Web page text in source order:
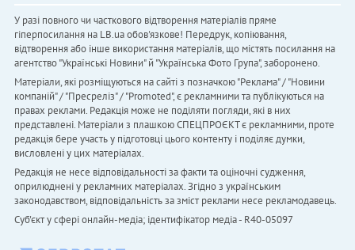
У разі повного чи часткового відтворення матеріалів пряме
гіперпосилання на LB.ua обов'язкове! Передрук, копіювання,
відтворення або інше використання матеріалів, що містять посилання на
агентство "Українськi Новини" й "Українська Фото Група", заборонено.
Матеріали, які розміщуються на сайті з позначкою "Реклама" / "Новини
компаній" / "Пресреліз" / "Promoted", є рекламними та публікуються на
правах реклами. Редакція може не поділяти погляди, які в них
представлені. Матеріали з плашкою СПЕЦПРОЄКТ є рекламними, проте
редакція бере участь у підготовці цього контенту і поділяє думки,
висловлені у цих матеріалах.
Редакція не несе відповідальності за факти та оціночні судження,
оприлюднені у рекламних матеріалах. Згідно з українським
законодавством, відповідальність за зміст реклами несе рекламодавець.
Cуб'єкт у сфері онлайн-медіа; ідентифікатор медіа - R40-05097